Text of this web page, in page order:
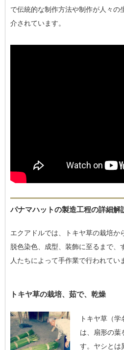
で伝統的な制作方法や制作が人々の
介されています。
パナマハットの製造工程の詳細解
エクアドルでは、トキヤ草の栽培か
脱色染色、成型、装飾に至るまで、
人たちによって手作業で行われてい
トキヤ草の栽培、茹で、乾燥
トキヤ草（学
は、扇形の葉
す。ヤシとは